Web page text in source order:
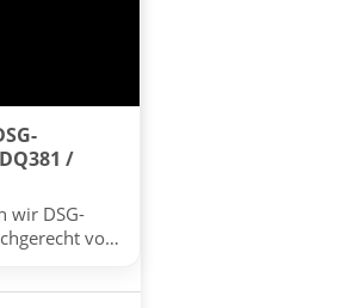
/
wir DSG-
vor